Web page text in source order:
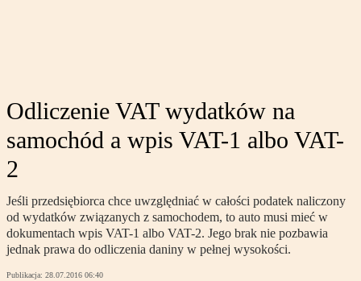
Odliczenie VAT wydatków na
samochód a wpis VAT-1 albo VAT-
2
Jeśli przedsiębiorca chce uwzględniać w całości podatek naliczony
od wydatków związanych z samochodem, to auto musi mieć w
dokumentach wpis VAT-1 albo VAT-2. Jego brak nie pozbawia
jednak prawa do odliczenia daniny w pełnej wysokości.
Publikacja: 28.07.2016 06:40